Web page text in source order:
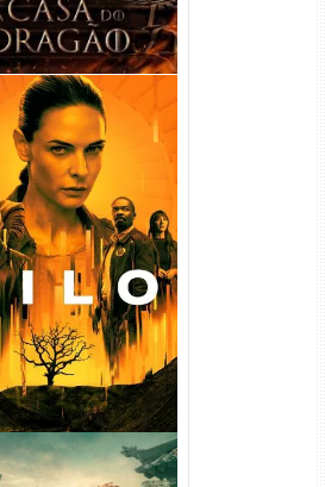
Temporada Torrent
WEB-DL
4K Dual Áudio